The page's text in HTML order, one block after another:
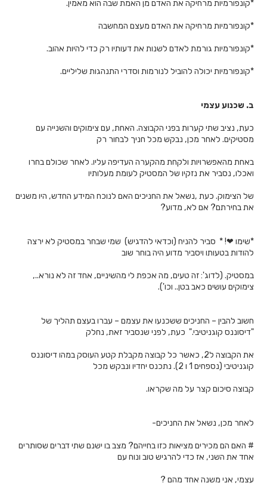
*קונפורמיות מרחיקה את האדם מן האמת שבה הוא מאמין.
*קונפורמיות מרחיקה את האדם מעצם המחשבה
*קונפורמיות גורמת לאדם לשנות את דעותיו רק כדי להיות אהוב.
*קונפורמיות יכולה להוביל לנורמות וסדרי התנהגות שליליים.
ב. שכנוע עצמי
כעת, נציב שתי קערות בפני הקבוצה. האחת, עם צימוקים והשנייה עם
מסטיקים. לאחר מכן, נבקש מכל חניך לבחור רק
באחת מהאפשרויות ולקחת מהקערה העדיפה עליו. לאחר שכולם בחרו
ואכלו, נסביר את נזקיו של המסטיק לעומת מעלותיו
של הצימוק. כעת ,נשאל את החניכים האם לנוכח המידע החדש, היו משנים
את בחירתם? אם לא, מדוע?
*שימו ️❤! * סביר להניח (וכדאי להדגיש) שמי שבחר במסטיק לא ירצה
להודות בטעותו ויסביר מדוע היה בוחר שוב
במסטיק. (לדוג': זה טעים, מה אכפת לי מהשיניים, אחד זה לא נורא..,
צימוקים עושים כאב בטן.. וכו').
חשוב להבין – החניכים ששכנעו את עצמם – עברו בעצם תהליך של
"דיסוננס קוגניטיבי." כעת, לפני שנסביר זאת, נחלק
את הקבוצה ל2, כאשר כל קבוצה מקבלת קטע העוסק במהו דיסוננס
קוגניטיבי (נספחים 1 ו 2). נתכנס יחדיו ונבקש מכל
קבוצה סיכום קצר על מה שקראו.
לאחר מכן, נשאל את החניכים-
# האם הם מכירים מציאות כזו בחייהם? מצב בו ישנם שתי דברים שסותרים
אחד את השני, אז כדי להרגיש טוב ונוח עם
עצמי, אני משנה אחד מהם ?